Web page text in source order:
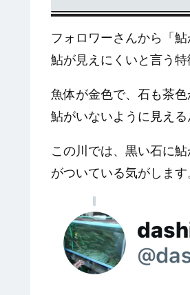
フォロワーさんから「
鮎が見えにくいと言う特
魚体が金色で、石も茶
鮎がいないように見える
この川では、黒い石に
がついている気がします